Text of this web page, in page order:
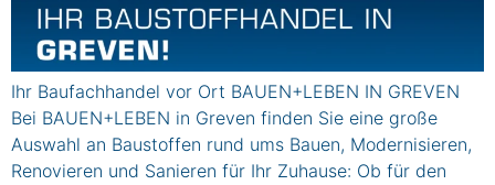
Ihr Baufachhandel vor Ort BAUEN+LEBEN IN GREVEN
Bei BAUEN+LEBEN in Greven finden Sie eine große
Auswahl an Baustoffen rund ums Bauen, Modernisieren,
Renovieren und Sanieren für Ihr Zuhause: Ob für den